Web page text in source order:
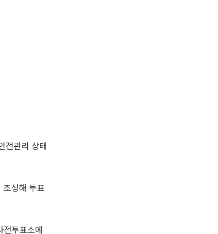
전관리 상태
조성해 투표
투표소에